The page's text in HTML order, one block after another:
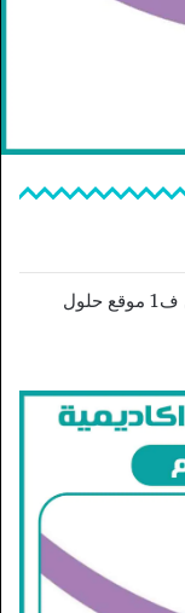
مادة العلوم اول ابتدائي الفصل الدراسي الاول ف1 موقع حلول